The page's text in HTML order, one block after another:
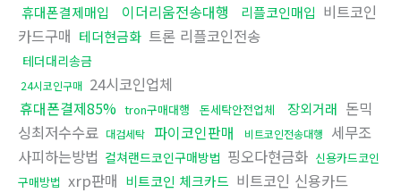
휴대폰결제매입 이더리움전송대행 리플코인매입 비트코인
카드구매 테더현금화 트론 리플코인전송
테더대리송금
24시코인구매 24시코인업체
휴대폰결제85% tron구매대행 돈세탁안전업체 장외거래 돈믹
싱최저수수료 대검세탁 파이코인판매 비트코인전송대행
세무조
사피하는방법 컬쳐랜드코인구매방법 핑오다현금화 신용카드코인
구매방법 xrp판매 비트코인 체크카드 비트코인 신용카드